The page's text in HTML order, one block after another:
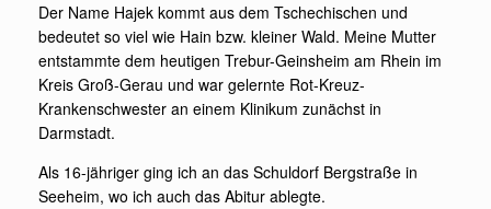
Der Name Hajek kommt aus dem Tschechischen und
bedeutet so viel wie Hain bzw. kleiner Wald. Meine Mutter
entstammte dem heutigen Trebur-Geinsheim am Rhein im
Kreis Groß-Gerau und war gelernte Rot-Kreuz-
Krankenschwester an einem Klinikum zunächst in
Darmstadt.
Als 16-jähriger ging ich an das Schuldorf Bergstraße in
Seeheim, wo ich auch das Abitur ablegte.